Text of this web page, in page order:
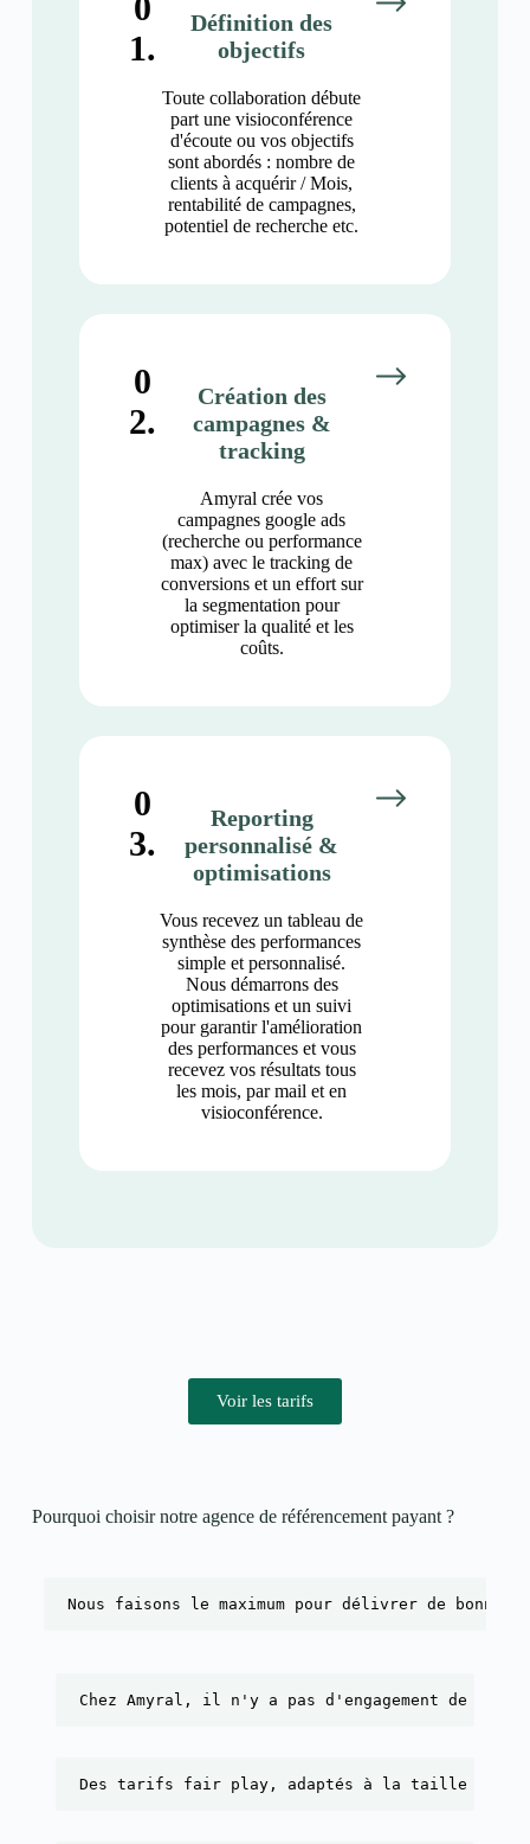
1.
Définition des
objectifs
Toute collaboration débute
part une visioconférence
d'écoute ou vos objectifs
sont abordés : nombre de
clients à acquérir / Mois,
rentabilité de campagnes,
potentiel de recherche etc.
0
2.
Création des
campagnes &
tracking
Amyral crée vos
campagnes google ads
(recherche ou performance
max) avec le tracking de
conversions et un effort sur
la segmentation pour
optimiser la qualité et les
coûts.
0
3.
Reporting
personnalisé &
optimisations
Vous recevez un tableau de
synthèse des performances
simple et personnalisé.
Nous démarrons des
optimisations et un suivi
pour garantir l'amélioration
des performances et vous
recevez vos résultats tous
les mois, par mail et en
visioconférence.
Voir les tarifs
Pourquoi choisir notre agence de référencement payant ?​
Nous faisons le maximum pour délivrer de bonnes
Chez Amyral, il n'y a pas d'engagement de durée
Des tarifs fair play, adaptés à la taille de